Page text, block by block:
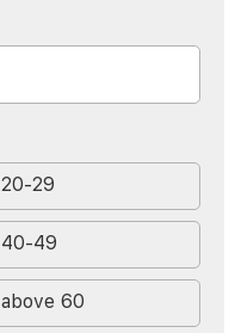
20-29
40-49
above 60